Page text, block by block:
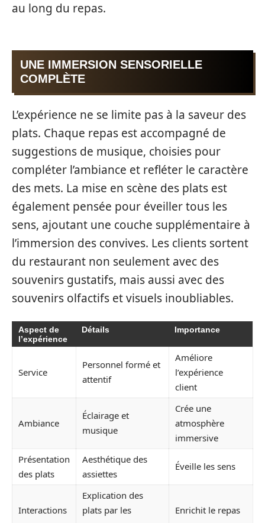
au long du repas.
UNE IMMERSION SENSORIELLE
COMPLÈTE
L’expérience ne se limite pas à la saveur des
plats. Chaque repas est accompagné de
suggestions de musique, choisies pour
compléter l’ambiance et refléter le caractère
des mets. La mise en scène des plats est
également pensée pour éveiller tous les
sens, ajoutant une couche supplémentaire à
l’immersion des convives. Les clients sortent
du restaurant non seulement avec des
souvenirs gustatifs, mais aussi avec des
souvenirs olfactifs et visuels inoubliables.
Aspect de
l’expérience
Détails Importance
Service
Personnel formé et
attentif
Améliore
l’expérience
client
Ambiance
Éclairage et
musique
Crée une
atmosphère
immersive
Présentation
des plats
Aesthétique des
assiettes
Éveille les sens
Interactions
Explication des
plats par les
Enrichit le repas